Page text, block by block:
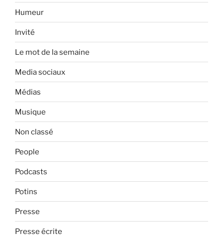
Humeur
Invité
Le mot de la semaine
Media sociaux
Médias
Musique
Non classé
People
Podcasts
Potins
Presse
Presse écrite